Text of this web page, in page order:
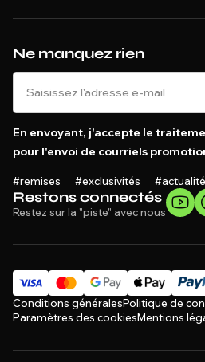
Restons connectés
Restez sur la "piste" avec nous
Ne manquez rien
En envoyant, j'accepte le
pour l'envoi de courriels
#remises #exclusivités
Conditions généralesPolitique de
Paramètres des cookiesMentions